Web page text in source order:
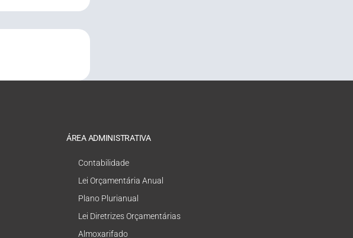
ÁREA ADMINISTRATIVA
Contabilidade
Lei Orçamentária Anual
Plano Plurianual
Lei Diretrizes Orçamentárias
Almoxarifado